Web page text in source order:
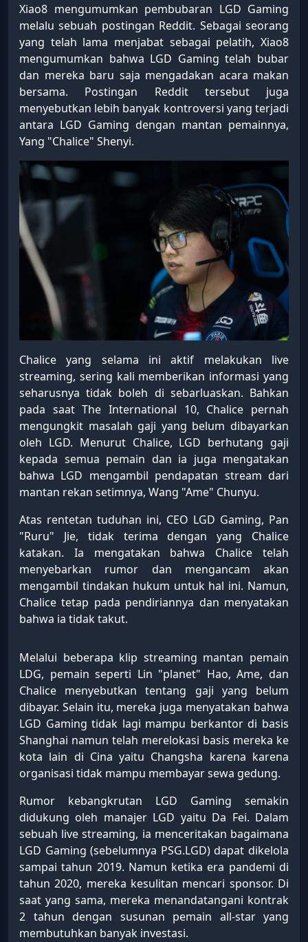
Xiao8 mengumumkan pembubaran LGD Gaming
melalu sebuah postingan Reddit. Sebagai seorang
yang telah lama menjabat sebagai pelatih, Xiao8
mengumumkan bahwa LGD Gaming telah bubar
dan mereka baru saja mengadakan acara makan
bersama. Postingan Reddit tersebut juga
menyebutkan lebih banyak kontroversi yang terjadi
antara LGD Gaming dengan mantan pemainnya,
Yang "Chalice" Shenyi.
Chalice yang selama ini aktif melakukan live
streaming, sering kali memberikan informasi yang
seharusnya tidak boleh di sebarluaskan. Bahkan
pada saat The International 10, Chalice pernah
mengungkit masalah gaji yang belum dibayarkan
oleh LGD. Menurut Chalice, LGD berhutang gaji
kepada semua pemain dan ia juga mengatakan
bahwa LGD mengambil pendapatan stream dari
mantan rekan setimnya, Wang "Ame" Chunyu.
Atas rentetan tuduhan ini, CEO LGD Gaming, Pan
"Ruru" Jie, tidak terima dengan yang Chalice
katakan. Ia mengatakan bahwa Chalice telah
menyebarkan rumor dan mengancam akan
mengambil tindakan hukum untuk hal ini. Namun,
Chalice tetap pada pendiriannya dan menyatakan
bahwa ia tidak takut.
Melalui beberapa klip streaming mantan pemain
LDG, pemain seperti Lin "planet" Hao, Ame, dan
Chalice menyebutkan tentang gaji yang belum
dibayar. Selain itu, mereka juga menyatakan bahwa
LGD Gaming tidak lagi mampu berkantor di basis
Shanghai namun telah merelokasi basis mereka ke
kota lain di Cina yaitu Changsha karena karena
organisasi tidak mampu membayar sewa gedung.
Rumor kebangkrutan LGD Gaming semakin
didukung oleh manajer LGD yaitu Da Fei. Dalam
sebuah live streaming, ia menceritakan bagaimana
LGD Gaming (sebelumnya PSG.LGD) dapat dikelola
sampai tahun 2019. Namun ketika era pandemi di
tahun 2020, mereka kesulitan mencari sponsor. Di
saat yang sama, mereka menandatangani kontrak
2 tahun dengan susunan pemain all-star yang
membutuhkan banyak investasi.